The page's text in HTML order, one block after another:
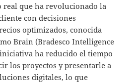
real que ha revolucionado la
con decisiones
optimizados, conocida
Brain (Bradesco Intelligence
ha reducido el tiempo
los proyectos y presentarle a
digitales, lo que